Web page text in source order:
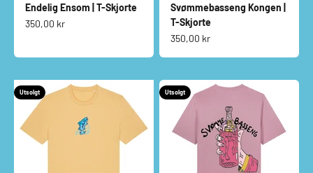
Endelig Ensom | T-Skjorte
Salgspris
350,00 kr
Svømmebasseng Kongen |
T-Skjorte
Salgspris
350,00 kr
Utsolgt Utsolgt